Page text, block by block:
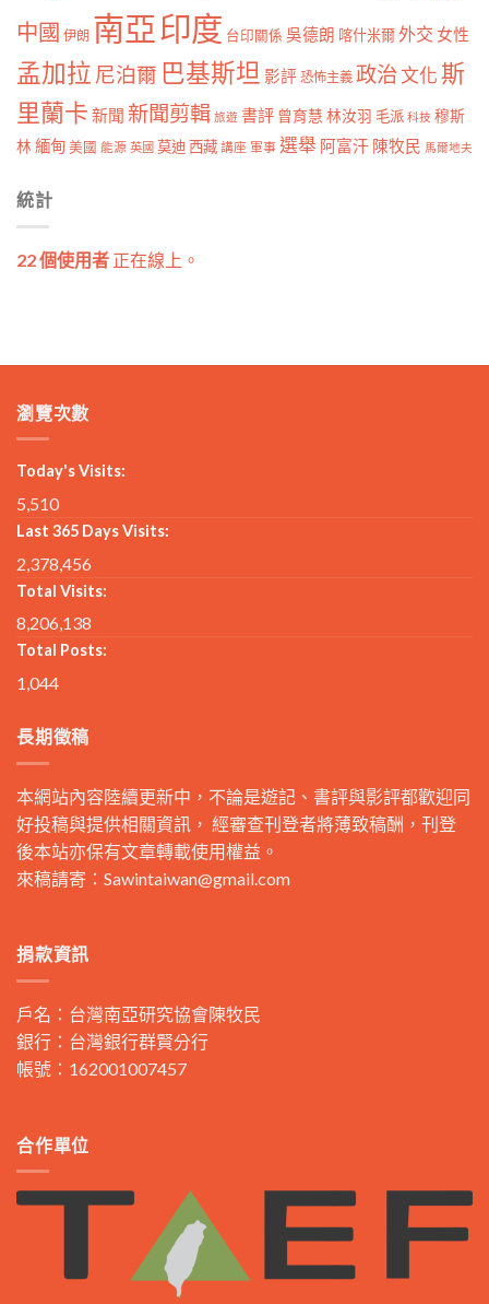
中國 伊朗 南亞印度 台印關係 吳德朗 喀什米爾外交 女性
孟加拉 尼泊爾 巴基斯坦 影評 恐怖主義 政治文化斯
里蘭卡 新聞 新聞剪輯 旅遊 書評 曾育慧 林汝羽 毛派 科技 穆斯
林 緬甸 美國 能源 英國 莫迪 西藏 講座 軍事 選舉 阿富汗 陳牧民 馬爾地夫
統計
22 個使用者 正在線上。
瀏覽次數
Today's Visits:
5,510
Last 365 Days Visits:
2,378,456
Total Visits:
8,206,138
Total Posts:
1,044
長期徵稿
本網站內容陸續更新中，不論是遊記、書評與影評都歡迎同
好投稿與提供相關資訊， 經審查刊登者將薄致稿酬，刊登
後本站亦保有文章轉載使用權益。
來稿請寄： Sawintaiwan@gmail.com
捐款資訊
戶名：台灣南亞研究協會陳牧民
銀行：台灣銀行群賢分行
帳號：162001007457
合作單位